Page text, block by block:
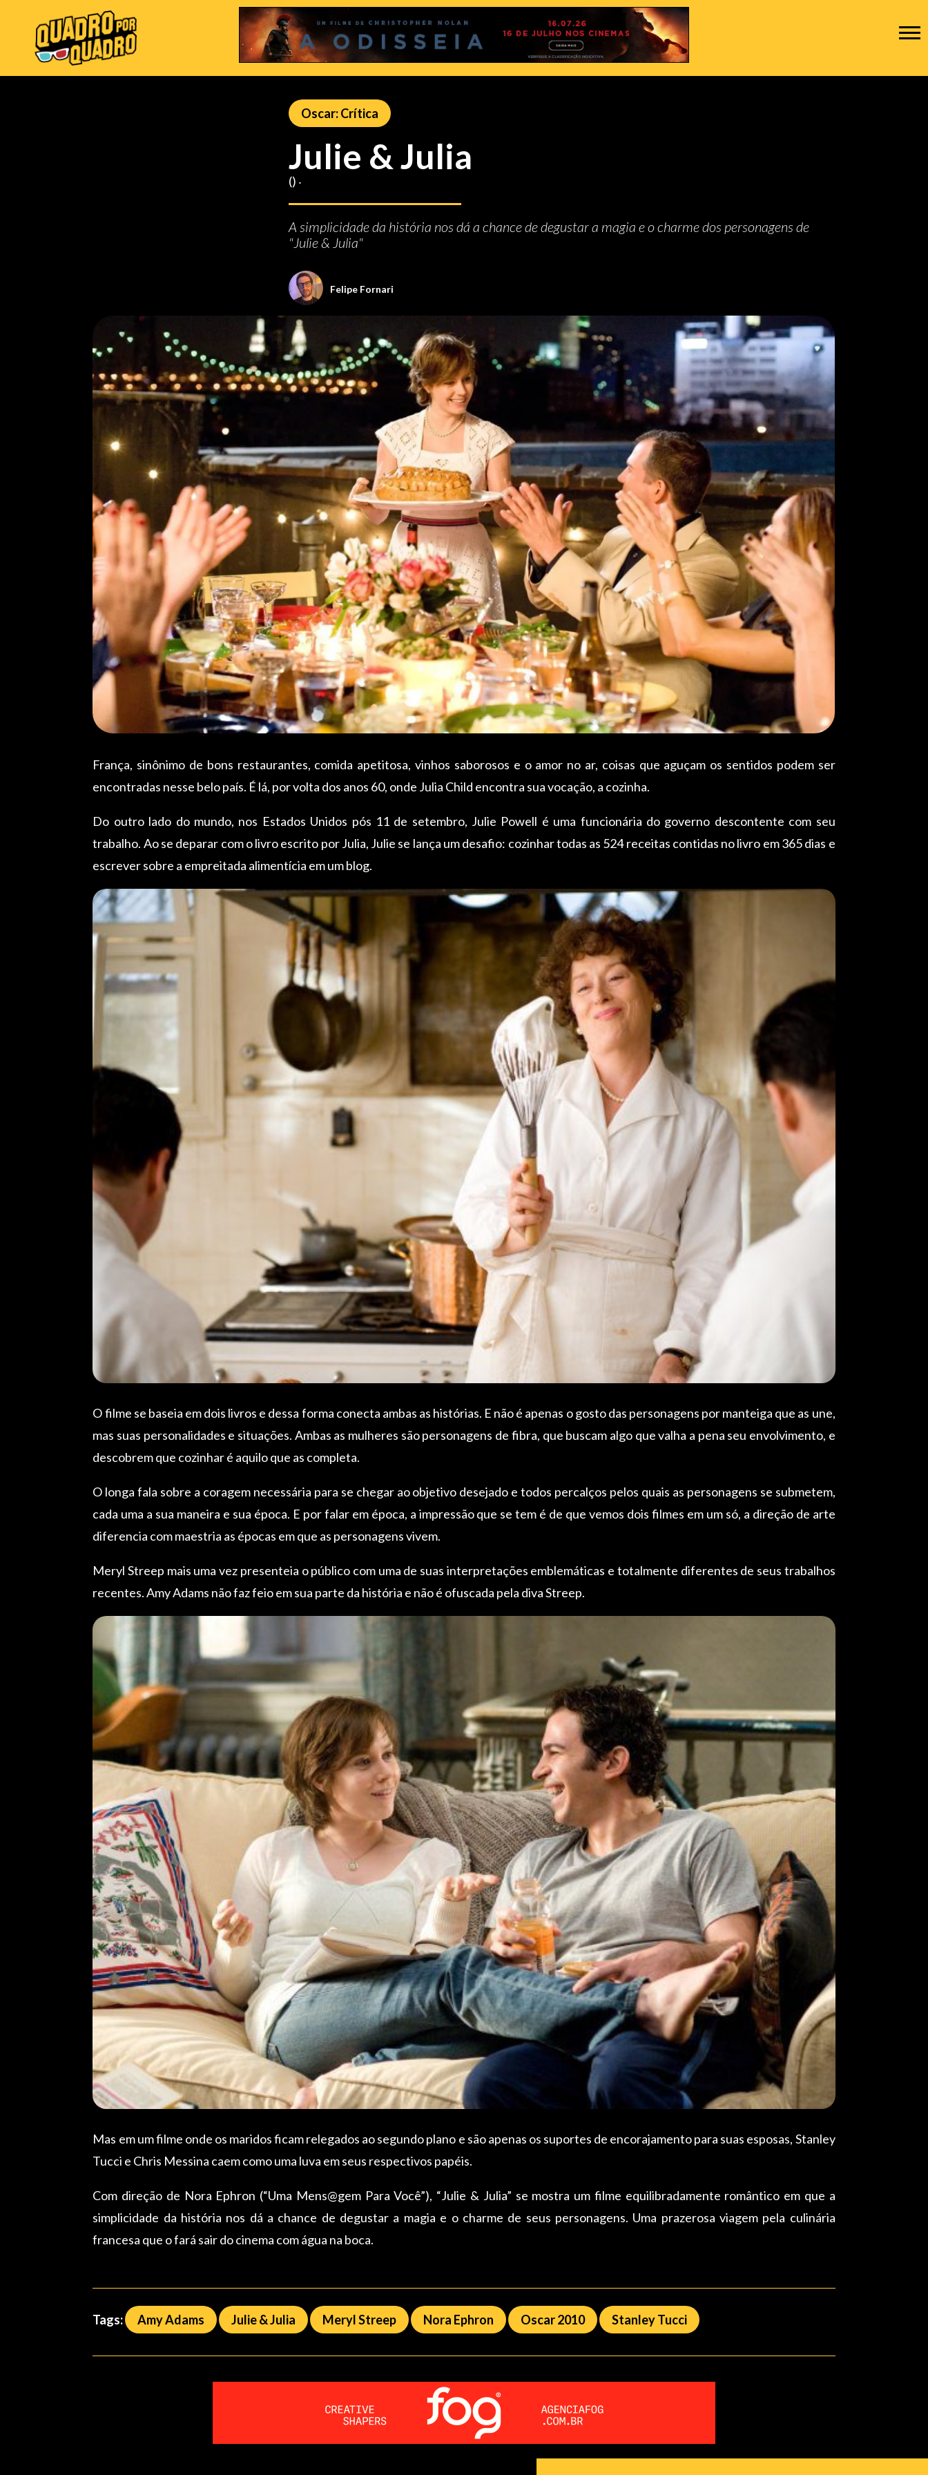
Oscar: Crítica
Julie & Julia
() ‧
A simplicidade da história nos dá a chance de degustar a magia e o charme dos personagens de
"Julie & Julia"
Felipe Fornari
França, sinônimo de bons restaurantes, comida apetitosa, vinhos saborosos e o amor no ar, coisas que aguçam os sentidos podem ser
encontradas nesse belo país. É lá, por volta dos anos 60, onde Julia Child encontra sua vocação, a cozinha.
Do outro lado do mundo, nos Estados Unidos pós 11 de setembro, Julie Powell é uma funcionária do governo descontente com seu
trabalho. Ao se deparar com o livro escrito por Julia, Julie se lança um desafio: cozinhar todas as 524 receitas contidas no livro em 365 dias e
escrever sobre a empreitada alimentícia em um blog.
O filme se baseia em dois livros e dessa forma conecta ambas as histórias. E não é apenas o gosto das personagens por manteiga que as une,
mas suas personalidades e situações. Ambas as mulheres são personagens de fibra, que buscam algo que valha a pena seu envolvimento, e
descobrem que cozinhar é aquilo que as completa.
O longa fala sobre a coragem necessária para se chegar ao objetivo desejado e todos percalços pelos quais as personagens se submetem,
cada uma a sua maneira e sua época. E por falar em época, a impressão que se tem é de que vemos dois filmes em um só, a direção de arte
diferencia com maestria as épocas em que as personagens vivem.
Meryl Streep mais uma vez presenteia o público com uma de suas interpretações emblemáticas e totalmente diferentes de seus trabalhos
recentes. Amy Adams não faz feio em sua parte da história e não é ofuscada pela diva Streep.
Mas em um filme onde os maridos ficam relegados ao segundo plano e são apenas os suportes de encorajamento para suas esposas, Stanley
Tucci e Chris Messina caem como uma luva em seus respectivos papéis.
Com direção de Nora Ephron (“Uma Mens@gem Para Você”), “Julie & Julia” se mostra um filme equilibradamente romântico em que a
simplicidade da história nos dá a chance de degustar a magia e o charme de seus personagens. Uma prazerosa viagem pela culinária
francesa que o fará sair do cinema com água na boca.
Tags: Amy Adams Julie & Julia Meryl Streep Nora Ephron Oscar 2010 Stanley Tucci